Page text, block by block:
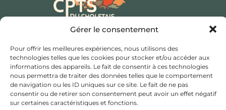
Gérer le consentement
Pour offrir les meilleures expériences, nous utilisons des
technologies telles que les cookies pour stocker et/ou accéder aux
informations des appareils. Le fait de consentir à ces technologies
nous permettra de traiter des données telles que le comportement
de navigation ou les ID uniques sur ce site. Le fait de ne pas
consentir ou de retirer son consentement peut avoir un effet négatif
sur certaines caractéristiques et fonctions.
Qui sommes-nous ? Nos missions
Mentions légales
Politique de cookies (UE)
Contact
Hôtel de ville et d’agglomération,
Rue Saint Bonaventure,
49300 Cholet